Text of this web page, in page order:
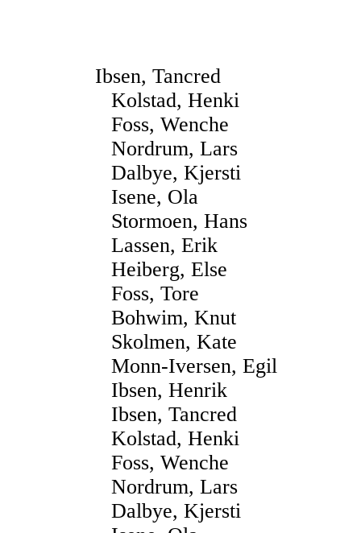
Ibsen, Tancred
Kolstad, Henki
Foss, Wenche
Nordrum, Lars
Dalbye, Kjersti
Isene, Ola
Stormoen, Hans
Lassen, Erik
Heiberg, Else
Foss, Tore
Bohwim, Knut
Skolmen, Kate
Monn-Iversen, Egil
Ibsen, Henrik
Ibsen, Tancred
Kolstad, Henki
Foss, Wenche
Nordrum, Lars
Dalbye, Kjersti